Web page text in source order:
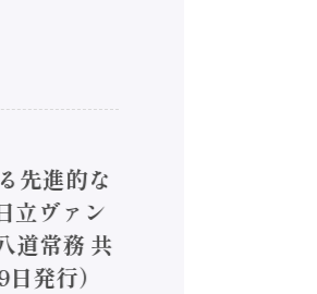
先進的な
立ヴァン
道常務 共
発行）